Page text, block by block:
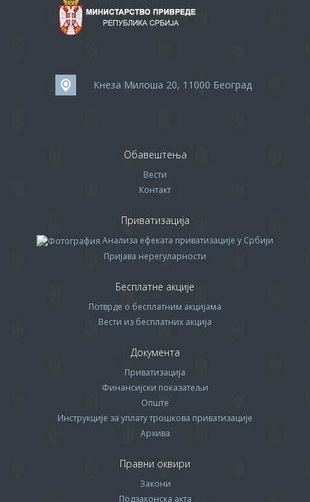
Кнеза Милоша 20, 11000 Београд
Обавештења
Вести
Контакт
Приватизација
Анализа ефеката приватизације у Србији
Пријава нерегуларности
Бесплатне акције
Потврде о бесплатним акцијама
Вести из бесплатних акција
Документа
Приватизација
Финансијски показатељи
Опште
Инструкције за уплату трошкова приватизације
Архива
Правни оквири
Закони
Подзаконска акта